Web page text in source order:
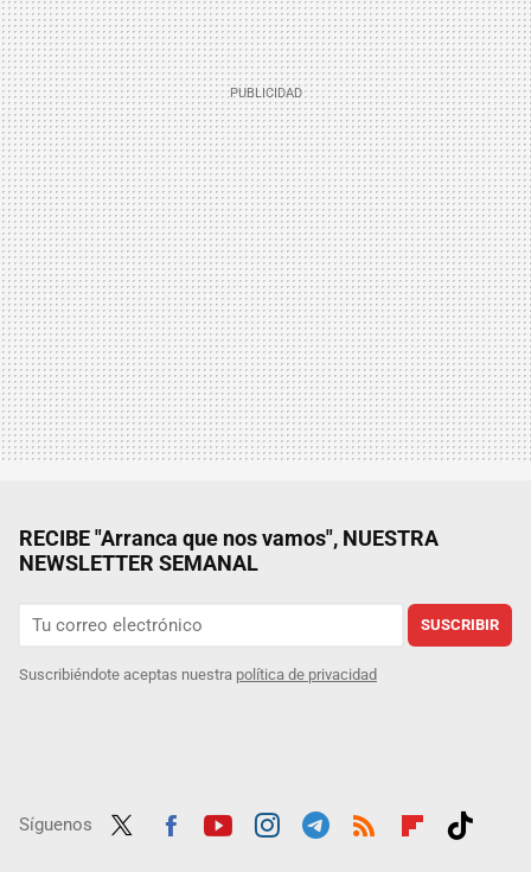
RECIBE "Arranca que nos vamos", NUESTRA
NEWSLETTER SEMANAL
SUSCRIBIR
Suscribiéndote aceptas nuestra política de privacidad
Síguenos